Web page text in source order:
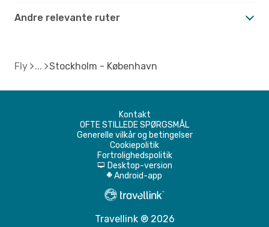
Andre relevante ruter
Fly Stockholm - København
Kontakt
OFTE STILLEDE SPØRGSMÅL
Generelle vilkår og betingelser
Cookiepolitik
Fortrolighedspolitik
d Desktop-version
A Android-app
Travellink ® 2026